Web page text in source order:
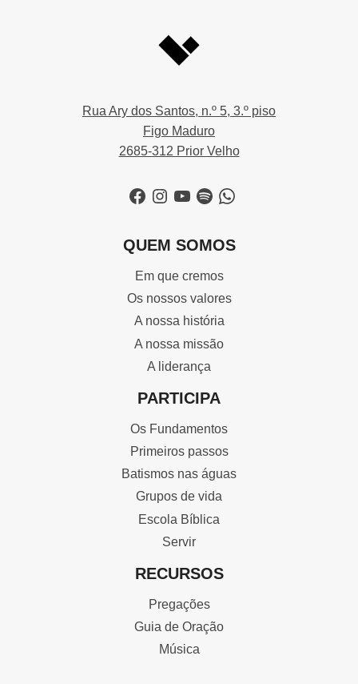
Rua Ary dos Santos, n.º 5, 3.º piso
Figo Maduro
2685-312 Prior Velho
Facebook
Instagram
YouTube
SpotifyWhatsApp
QUEM SOMOS
Em que cremos
Os nossos valores
A nossa história
A nossa missão
A liderança
PARTICIPA
Os Fundamentos
Primeiros passos
Batismos nas águas
Grupos de vida
Escola Bíblica
Servir
RECURSOS
Pregações
Guia de Oração
Música